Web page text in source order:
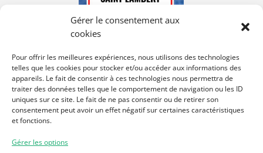
Gérer le consentement aux
cookies
Pour offrir les meilleures expériences, nous utilisons des technologies
telles que les cookies pour stocker et/ou accéder aux informations des
appareils. Le fait de consentir à ces technologies nous permettra de
traiter des données telles que le comportement de navigation ou les ID
uniques sur ce site. Le fait de ne pas consentir ou de retirer son
consentement peut avoir un effet négatif sur certaines caractéristiques
et fonctions.
Gérer les options